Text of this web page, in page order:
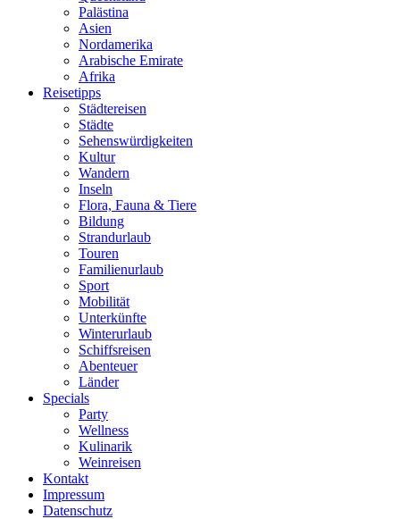
Palästina
Asien
Nordamerika
Arabische Emirate
Afrika
Reisetipps
Städtereisen
Städte
Sehenswürdigkeiten
Kultur
Wandern
Inseln
Flora, Fauna & Tiere
Bildung
Strandurlaub
Touren
Familienurlaub
Sport
Mobilität
Unterkünfte
Winterurlaub
Schiffsreisen
Abenteuer
Länder
Specials
Party
Wellness
Kulinarik
Weinreisen
Kontakt
Impressum
Datenschutz